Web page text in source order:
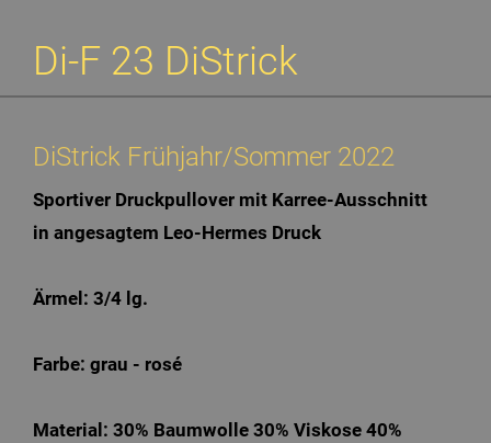
Di-F 23 DiStrick
DiStrick Frühjahr/Sommer 2022
Sportiver Druckpullover mit Karree-Ausschnitt
in angesagtem Leo-Hermes Druck
Ärmel: 3/4 lg.
Farbe: grau - rosé
Material: 30% Baumwolle 30% Viskose 40%